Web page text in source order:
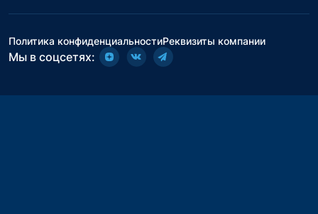
Политика конфиденциальностиРеквизиты компании
Мы в соцсетях: